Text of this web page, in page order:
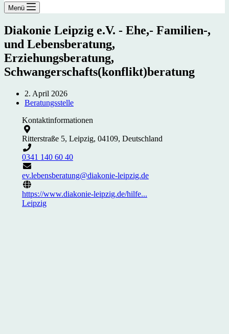
Menü
Diakonie Leipzig e.V. - Ehe,- Familien-,
und Lebensberatung,
Erziehungsberatung,
Schwangerschafts(konflikt)beratung
2. April 2026
Beratungsstelle
Kontaktinformationen
Ritterstraße 5, Leipzig, 04109, Deutschland
0341 140 60 40
ev.lebensberatung@diakonie-leipzig.de
https://www.diakonie-leipzig.de/hilfe...
Leipzig